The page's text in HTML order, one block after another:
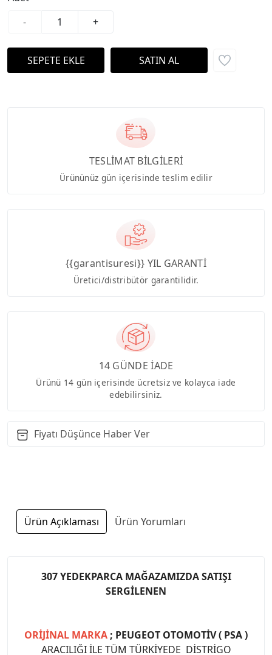
-
+
TESLİMAT BİLGİLERİ
Ürününüz gün içerisinde teslim edilir
{{garantisuresi}} YIL GARANTİ
Üretici/distribütör garantilidir.
14 GÜNDE İADE
Ürünü 14 gün içerisinde ücretsiz ve kolayca iade
edebilirsiniz.
Fiyatı Düşünce Haber Ver
Ürün Açıklaması Ürün Yorumları
307 YEDEKPARCA MAĞAZAMIZDA SATIŞI
SERGİLENEN
ORİJİNAL MARKA ; PEUGEOT OTOMOTİV ( PSA )
ARACILIĞI İLE TÜM TÜRKİYEDE DİSTRİGO